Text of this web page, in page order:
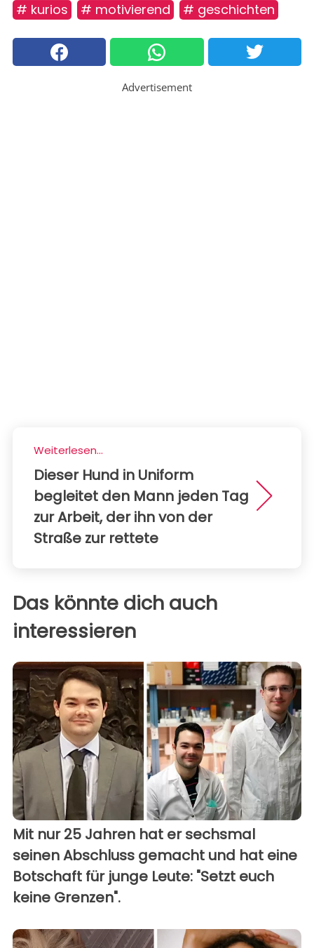
# kurios # motivierend # geschichten
Advertisement
Weiterlesen...
Dieser Hund in Uniform
begleitet den Mann jeden Tag
zur Arbeit, der ihn von der
Straße zur rettete
Das könnte dich auch
interessieren
Mit nur 25 Jahren hat er sechsmal
seinen Abschluss gemacht und hat eine
Botschaft für junge Leute: "Setzt euch
keine Grenzen".